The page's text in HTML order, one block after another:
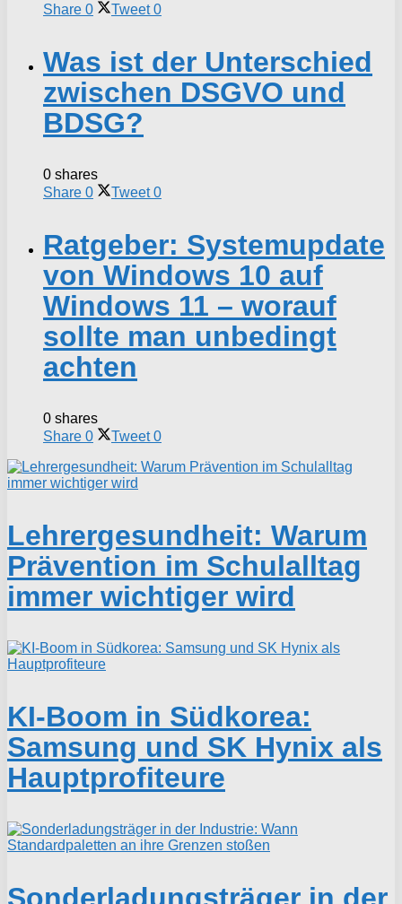
Share 0 Tweet 0
Was ist der Unterschied
zwischen DSGVO und
BDSG?
0 shares
Share 0 Tweet 0
Ratgeber: Systemupdate
von Windows 10 auf
Windows 11 – worauf
sollte man unbedingt
achten
0 shares
Share 0 Tweet 0
Lehrergesundheit: Warum
Prävention im Schulalltag
immer wichtiger wird
KI-Boom in Südkorea:
Samsung und SK Hynix als
Hauptprofiteure